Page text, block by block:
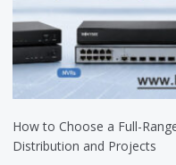
How to Choose a Full-
Distribution and Projects